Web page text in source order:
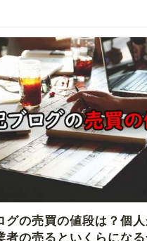
グの売買の値段は？個
者の売るといくらにな